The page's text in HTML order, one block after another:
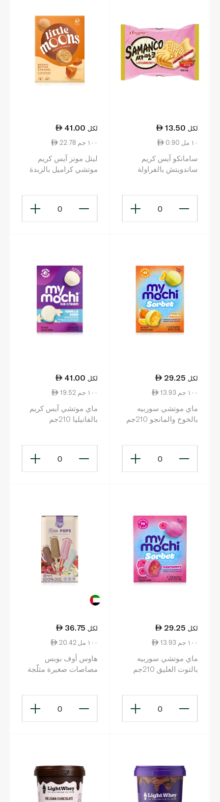
13.50 لكل
0.90 ١٠ مل
سامانكو آيس كريم
ساندويتش بالفراولة
0
41.00 لكل
22.78 ١٠٠ جم
ليتل مونز آيس كريم
موتشي كراميل بالزبدة
0
29.25 لكل
13.93 ١٠٠ جم
ماي موتشي سوربيه
بالخوخ والمانجو 210جم
0
41.00 لكل
19.52 ١٠٠ جم
ماي موتشي آيس كريم
بالفانيليا 210جم
0
29.25 لكل
13.93 ١٠٠ جم
ماي موتشي سوربيه
بالتوت العليق 210جم
0
36.75 لكل
20.42 ١٠٠ مل
هاوس أوف بوبس
مصاصات صغيرة مثلّجة
0